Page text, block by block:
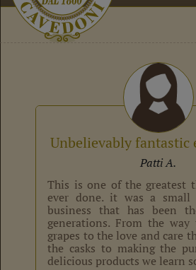
Unbelievably fantastic
Patti A.
This is one of the greatest
ever done. it was a small
business that has been
generations. From the
grapes to the love and care
the casks to making the
delicious products we learn